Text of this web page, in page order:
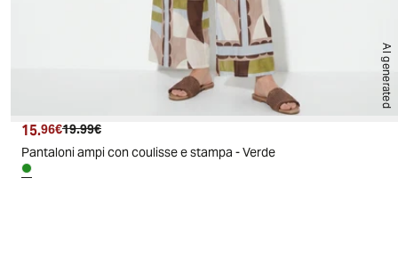
AI generated
Prezzo attuale
15.96€ Prezzo originale
19.99€
Pantaloni ampi con coulisse e stampa - Verde